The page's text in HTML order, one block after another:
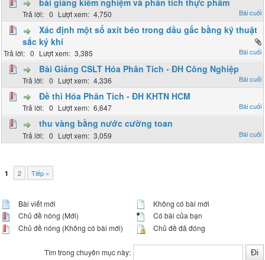
0 4,750
Xác định một số axít béo trong dầu gấc bằng kỹ thuật
sắc ký khí
0 3,385
Bài Giảng CSLT Hóa Phân Tích - ĐH Công Nghiệp
0 4,336
Đề thi Hóa Phân Tích - ĐH KHTN HCM
0 6,647
thu vàng bằng nước cường toan
0 3,059
1 2 Tiếp »
Bài viết mới
Chủ đề nóng (Mới)
Chủ đề nóng (Không có bài mới)
Không có bài mới
Có bài của bạn
Chủ đề đã đóng
Tìm trong chuyên mục này: